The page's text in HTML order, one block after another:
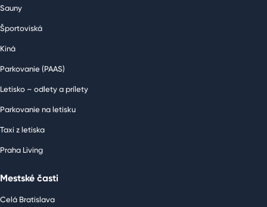
Sauny
Športoviská
Kiná
Parkovanie (PAAS)
Letisko – odlety a prílety
Parkovanie na letisku
Taxi z letiska
Praha Living
Mestské časti
Celá Bratislava